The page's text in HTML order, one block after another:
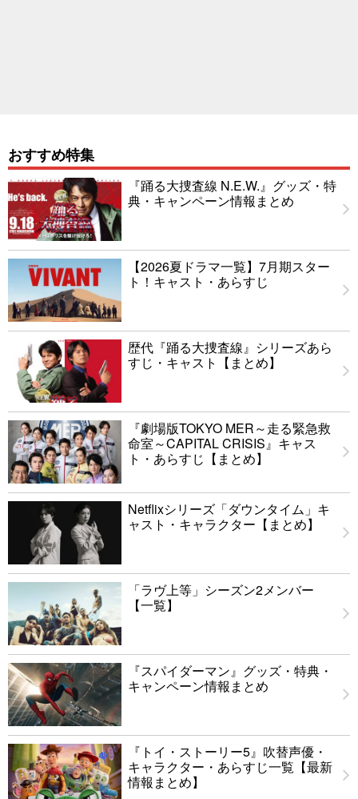
おすすめ特集
『踊る大捜査線 N.E.W.』グッズ・特
典・キャンペーン情報まとめ
【2026夏ドラマ一覧】7月期スター
ト！キャスト・あらすじ
歴代『踊る大捜査線』シリーズあら
すじ・キャスト【まとめ】
『劇場版TOKYO MER～走る緊急救
命室～CAPITAL CRISIS』キャス
ト・あらすじ【まとめ】
Netflixシリーズ「ダウンタイム」キ
ャスト・キャラクター【まとめ】
「ラヴ上等」シーズン2メンバー
【一覧】
『スパイダーマン』グッズ・特典・
キャンペーン情報まとめ
『トイ・ストーリー5』吹替声優・
キャラクター・あらすじ一覧【最新
情報まとめ】